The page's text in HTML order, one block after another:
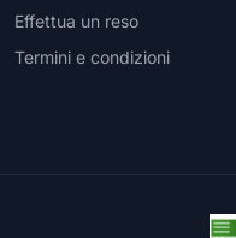
Effettua un reso
Termini e condizioni